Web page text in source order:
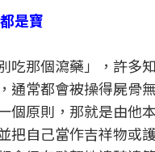
是寶
吃那個瀉藥」，許多
通常都會被操得屍骨
個原則，那就是由他
把自己當作吉祥物或